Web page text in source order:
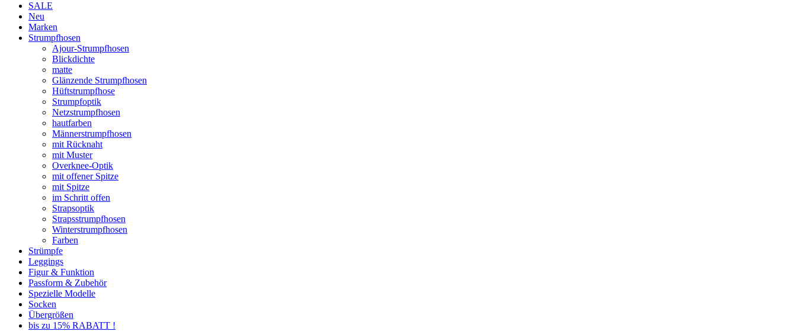
SALE
Neu
Marken
Strumpfhosen
Ajour-Strumpfhosen
Blickdichte
matte
Glänzende Strumpfhosen
Hüftstrumpfhose
Strumpfoptik
Netzstrumpfhosen
hautfarben
Männerstrumpfhosen
mit Rücknaht
mit Muster
Overknee-Optik
mit offener Spitze
mit Spitze
im Schritt offen
Strapsoptik
Strapsstrumpfhosen
Winterstrumpfhosen
Farben
Strümpfe
Leggings
Figur & Funktion
Passform & Zubehör
Spezielle Modelle
Socken
Übergrößen
bis zu 15% RABATT !